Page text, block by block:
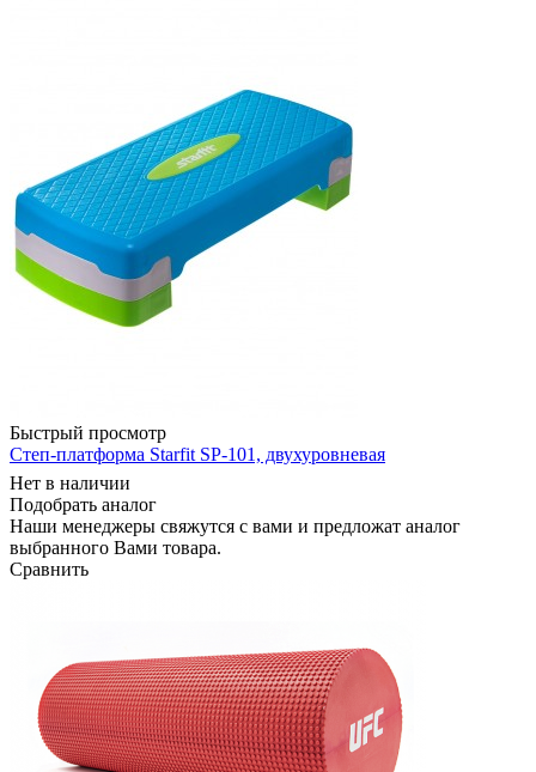
Быстрый просмотр
Степ-платформа Starfit SP-101, двухуровневая
Нет в наличии
Подобрать аналог
Наши менеджеры свяжутся с вами и предложат аналог
выбранного Вами товара.
Сравнить